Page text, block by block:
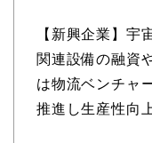
【新興企業】宇
関連設備の融資
は物流ベンチャ
推進し生産性向